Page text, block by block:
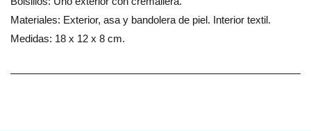
Materiales: Exterior, asa y bandolera de piel. Interior textil.
Medidas: 18 x 12 x 8 cm.